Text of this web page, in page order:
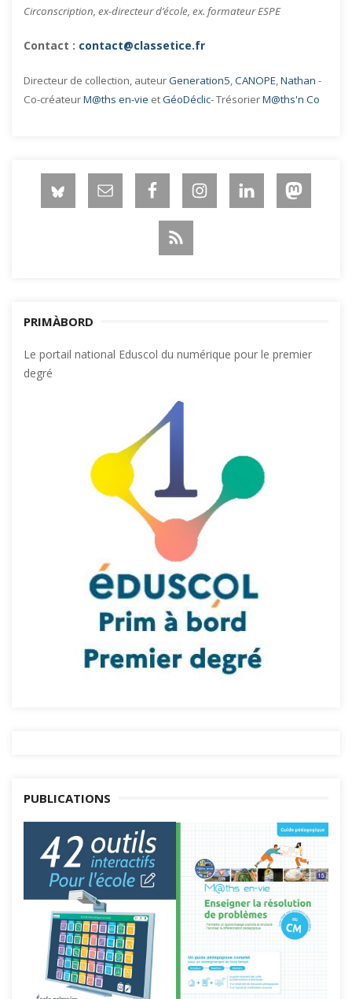
Circonscription, ex-directeur d’école, ex. formateur ESPE
Contact : contact@classetice.fr
Directeur de collection, auteurGeneration5,CANOPE,Nathan -
Co-créateurM@ths en-vie etGéoDéclic- TrésorierM@ths'n Co
PRIMÀBORD
Le portail national Eduscol du numérique pour le premier
degré
PUBLICATIONS